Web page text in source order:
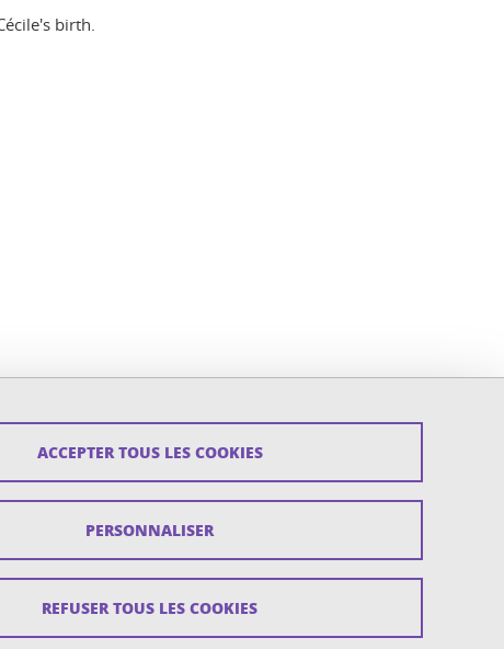
birth.
ACCEPTER TOUS LES COOKIES
REFUSER TOUS LES COOKIES
PERSONNALISER